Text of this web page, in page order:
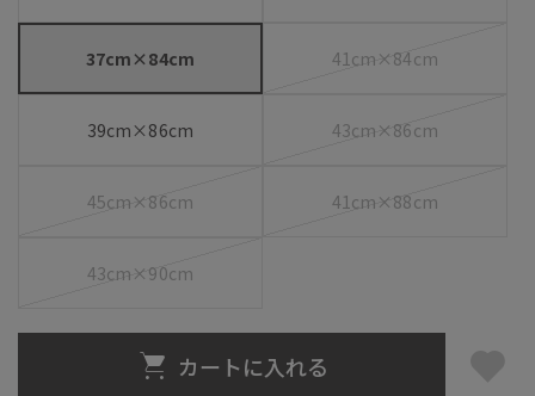
37cm×84cm 41cm×84cm
39cm×86cm 43cm×86cm
45cm×86cm 41cm×88cm
43cm×90cm
カートに入れる